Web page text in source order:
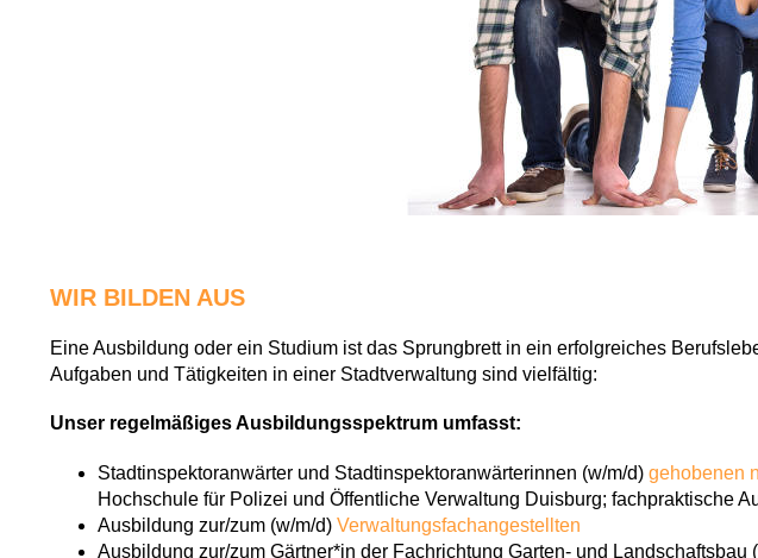
WIR BILDEN AUS
Eine Ausbildung oder ein Studium ist das Sprungbrett in ein erfolgreiches
Aufgaben und Tätigkeiten in einer Stadtverwaltung sind vielfältig:
Unser regelmäßiges Ausbildungsspektrum umfasst:
Stadtinspektoranwärter und Stadtinspektoranwärterinnen (w/m/d) gehobenen
Hochschule für Polizei und Öffentliche Verwaltung Duisburg; fachpraktische
Ausbildung zur/zum (w/m/d) Verwaltungsfachangestellten
Ausbildung zur/zum Gärtner*in der Fachrichtung Garten- und Landschaftsbau